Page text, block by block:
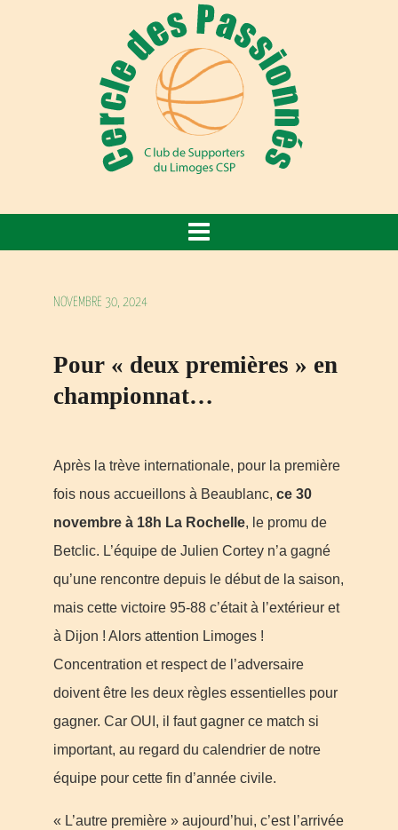
NOVEMBRE 30, 2024
Pour « deux premières » en
championnat…
Après la trève internationale, pour la première
fois nous accueillons à Beaublanc, ce 30
novembre à 18h La Rochelle, le promu de
Betclic. L’équipe de Julien Cortey n’a gagné
qu’une rencontre depuis le début de la saison,
mais cette victoire 95-88 c’était à l’extérieur et
à Dijon ! Alors attention Limoges !
Concentration et respect de l’adversaire
doivent être les deux règles essentielles pour
gagner. Car OUI, il faut gagner ce match si
important, au regard du calendrier de notre
équipe pour cette fin d’année civile.
« L’autre première » aujourd’hui, c’est l’arrivée